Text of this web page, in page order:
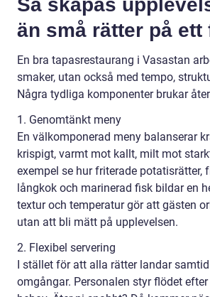
Så skapas
än små rätter på ett
En bra tapasrestaurang i Vasastan
smaker, utan också med tempo,
Några tydliga komponenter brukar
1. Genomtänkt meny
En välkomponerad meny balanserar
krispigt, varmt mot kallt, milt mot
exempel se hur friterade potatisrätter,
långkok och marinerad fisk bildar en
textur och temperatur gör att gästen
utan att bli mätt på upplevelsen.
2. Flexibel servering
I stället för att alla rätter landar
omgångar. Personalen styr flödet